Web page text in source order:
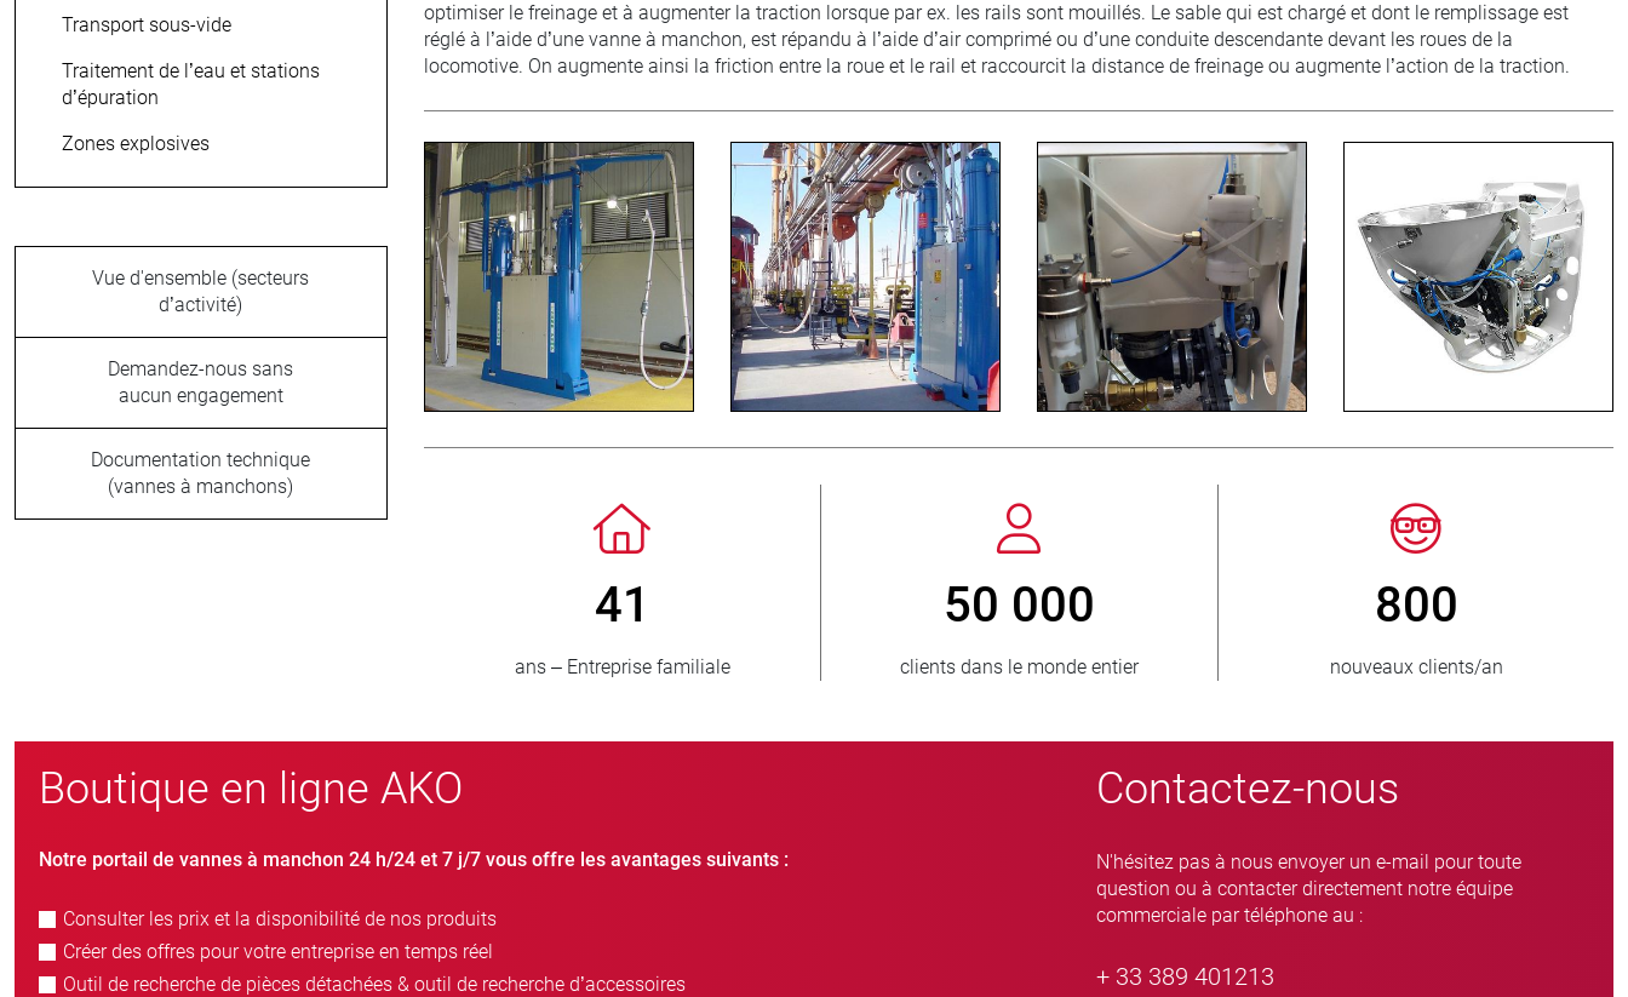
Transport sous-vide
Traitement de l’eau et stations
d’épuration
Zones explosives
Vue d'ensemble (secteurs
d’activité)
Demandez-nous sans
aucun engagement
Documentation technique
(vannes à manchons)
optimiser le freinage et à augmenter la traction lorsque par ex. les rails sont mouillés. Le sable qui est chargé et dont le remplissage est
réglé à l’aide d’une vanne à manchon, est répandu à l’aide d’air comprimé ou d’une conduite descendante devant les roues de la
locomotive. On augmente ainsi la friction entre la roue et le rail et raccourcit la distance de freinage ou augmente l’action de la traction.
> 3 500 000
unités vendues
150
pays approvisionnés
> 15 000
variantes de vannes à manchon
Boutique en ligne AKO
Notre portail de vannes à manchon 24 h/24 et 7 j/7 vous offre les avantages suivants :
Consulter les prix et la disponibilité de nos produits
Créer des offres pour votre entreprise en temps réel
Outil de recherche de pièces détachées & outil de recherche d’accessoires
Contactez-nous
N'hésitez pas à nous envoyer un e-mail pour toute
question ou à contacter directement notre équipe
commerciale par téléphone au :
+ 33 389 401213